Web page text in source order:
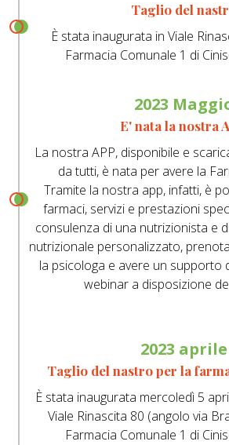
Taglio del
È stata inaugurata in Viale
Farmacia Comunale 1 di
2023
E' nata la nostra
La nostra APP, disponibile e
da tutti, è nata per avere la
Tramite la nostra app, infatti, è
farmaci, servizi e prestazioni
consulenza di una nutrizionista e
nutrizionale personalizzato,
la psicologa e avere un supporto
webinar a disposizione
2023 aprile
Taglio del nastro per la
È stata inaugurata mercoledì 5
Viale Rinascita 80 (angolo via
Farmacia Comunale 1 di